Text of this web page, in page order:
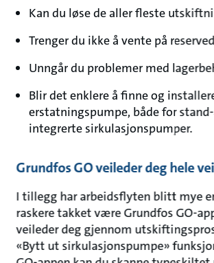
Kan du løse de aller fleste
Trenger du ikke å vente på
Unngår du problemer med
Blir det enklere å finne og
erstatningspumpe, både for
integrerte sirkulasjonspumper.
Grundfos GO veileder deg hele
I tillegg har arbeidsflyten blitt mye
raskere takket være Grundfos GO-
veileder deg gjennom
«Bytt ut sirkulasjonspumpe»